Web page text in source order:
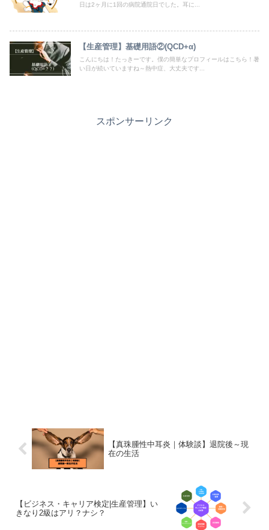
日は2ヶ月に1回の病院通院日でした。耳に...
【生産管理】基礎用語②(QCD+α)
こんにちは！たっきーです。僕の簡単なプロフィールはこちら！暑
い日が続いていますね～熱中症、大丈夫です...
スポンサーリンク
【真珠腫性中耳炎｜体験談】退院後～現
在の生活
【ビジネス・キャリア検定|生産管理】い
きなり2級はアリ？ナシ？